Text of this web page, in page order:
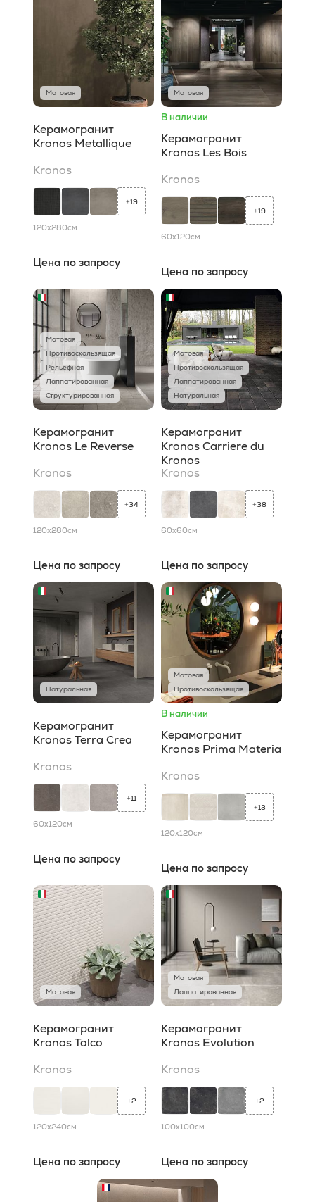
Матовая
Керамогранит
Kronos Metallique
Kronos
+19
120x280см
Цена по запросу
Матовая
В наличии
Керамогранит
Kronos Les Bois
Kronos
+19
60x120см
Цена по запросу
Матовая
Противоскользящая
Рельефная
Лаппатированная
Структурированная
Керамогранит
Kronos Le Reverse
Kronos
+34
120x280см
Цена по запросу
Матовая
Противоскользящая
Лаппатированная
Натуральная
Керамогранит
Kronos Carriere du
Kronos
Kronos
+38
60x60см
Цена по запросу
Натуральная
Керамогранит
Kronos Terra Crea
Kronos
+11
60x120см
Цена по запросу
Матовая
Противоскользящая
В наличии
Керамогранит
Kronos Prima Materia
Kronos
+13
120x120см
Цена по запросу
Матовая
Керамогранит
Kronos Talco
Kronos
+2
120x240см
Цена по запросу
Матовая
Лаппатированная
Керамогранит
Kronos Evolution
Kronos
+2
100x100см
Цена по запросу